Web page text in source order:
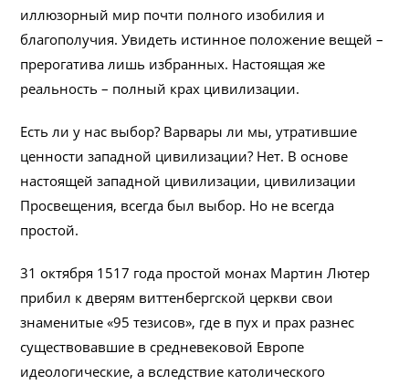
иллюзорный мир почти полного изобилия и
благополучия. Увидеть истинное положение вещей –
прерогатива лишь избранных. Настоящая же
реальность – полный крах цивилизации.
Есть ли у нас выбор? Варвары ли мы, утратившие
ценности западной цивилизации? Нет. В основе
настоящей западной цивилизации, цивилизации
Просвещения, всегда был выбор. Но не всегда
простой.
31 октября 1517 года простой монах Мартин Лютер
прибил к дверям виттенбергской церкви свои
знаменитые «95 тезисов», где в пух и прах разнес
существовавшие в средневековой Европе
идеологические, а вследствие католического